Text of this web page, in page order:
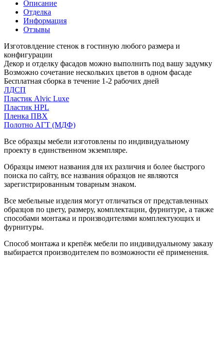
Описание
Отделка
Информация
Отзывы
Изготовлдение стенок в гостиную любого размера и
конфигурации
Декор и отделку фасадов можно выполнить под вашу задумку
Возможно сочетание нескольких цветов в одном фасаде
Бесплатная сборка в течение 1-2 рабочих дней
ЛДСП
Пластик Alvic Luxe
Пластик HPL
Пленка ПВХ
Полотно АГТ (МДФ)
Все образцы мебели изготовлены по индивидуальному
проекту в единственном экземпляре.
Образцы имеют названия для их различия и более быстрого
поиска по сайту, все названия образцов не являются
зарегистрированным товарным знаком.
Все мебельные изделия могут отличаться от представленных
образцов по цвету, размеру, комплектации, фурнитуре, а также
способами монтажа и производителями комплектующих и
фурнитуры.
Способ монтажа и крепёж мебели по индивидуальному заказу
выбирается производителем по возможности её применения.